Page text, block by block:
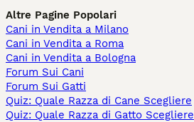
Altre Pagine Popolari
Cani in Vendita a Milano
Cani in Vendita a Roma
Cani in Vendita a Bologna
Forum Sui Cani
Forum Sui Gatti
Quiz: Quale Razza di Cane Scegliere
Quiz: Quale Razza di Gatto Scegliere